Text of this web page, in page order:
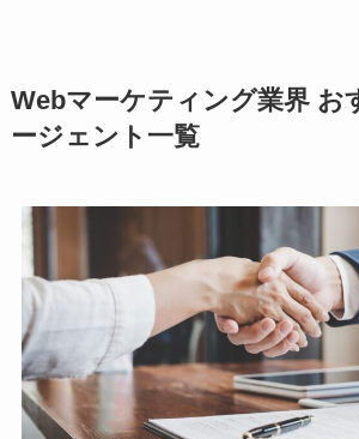
Webマーケティング業界 お
ージェント一覧